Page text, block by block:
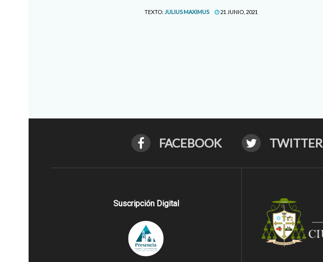
TEXTO: JULIUS MAXIMUS 21 JUNIO, 2021
FACEBOOK TWITTER
Suscripción Digital